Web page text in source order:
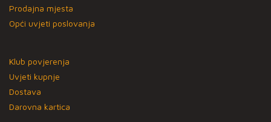
Prodajna mjesta
Opći uvjeti poslovanja
Klub povjerenja
Uvjeti kupnje
Dostava
Darovna kartica